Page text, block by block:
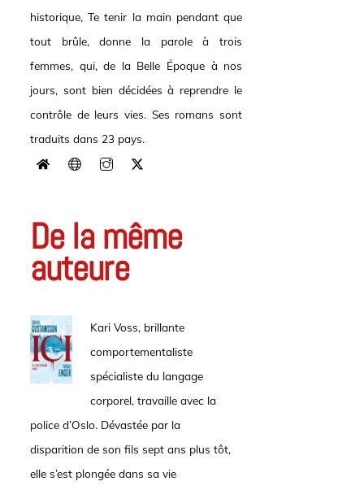
historique, Te tenir la main pendant que
tout brûle, donne la parole à trois
femmes, qui, de la Belle Époque à nos
jours, sont bien décidées à reprendre le
contrôle de leurs vies. Ses romans sont
traduits dans 23 pays.
De la même
auteure
Kari Voss, brillante
comportementaliste
spécialiste du langage
corporel, travaille avec la
police d’Oslo. Dévastée par la
disparition de son fils sept ans plus tôt,
elle s’est plongée dans sa vie